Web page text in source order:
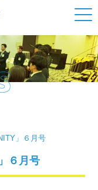
」６月号
６月号